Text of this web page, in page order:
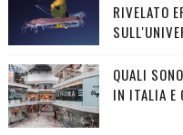
RIVELATO
QUALI
IN ITALIA E